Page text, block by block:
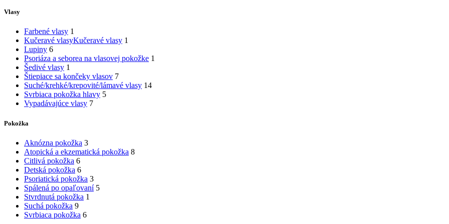
Vlasy
Farbené vlasy 1
Kučeravé vlasyKučeravé vlasy 1
Lupiny 6
Psoriáza a seborea na vlasovej pokožke 1
Šedivé vlasy 1
Štiepiace sa končeky vlasov 7
Suché/krehké/krepovité/lámavé vlasy 14
Svrbiaca pokožka hlavy 5
Vypadávajúce vlasy 7
Pokožka
Aknózna pokožka 3
Atopická a ekzematická pokožka 8
Citlivá pokožka 6
Detská pokožka 6
Psoriatická pokožka 3
Spálená po opaľovaní 5
Stvrdnutá pokožka 1
Suchá pokožka 9
Svrbiaca pokožka 6